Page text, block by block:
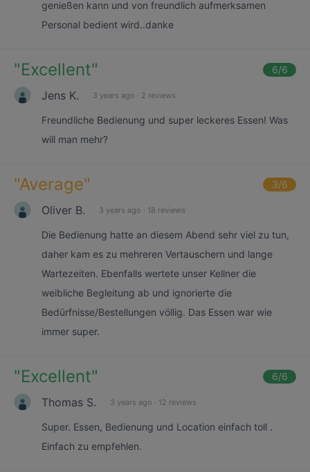
genießen kann und von freundlich aufmerksamen
Personal bedient wird..danke
"Excellent" 6/6
Jens K. 3 years ago · 2 reviews
Freundliche Bedienung und super leckeres Essen! Was
will man mehr?
"Average" 3/6
Oliver B. 3 years ago · 18 reviews
Die Bedienung hatte an diesem Abend sehr viel zu tun,
daher kam es zu mehreren Vertauschern und lange
Wartezeiten. Ebenfalls wertete unser Kellner die
weibliche Begleitung ab und ignorierte die
Bedürfnisse/Bestellungen völlig. Das Essen war wie
immer super.
"Excellent" 6/6
Thomas S. 3 years ago · 12 reviews
Super. Essen, Bedienung und Location einfach toll .
Einfach zu empfehlen.